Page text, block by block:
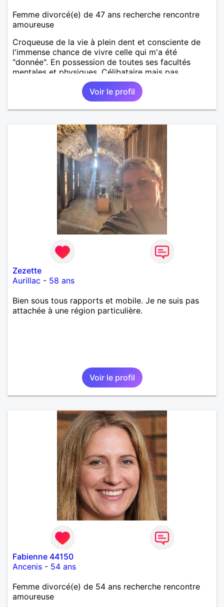
Femme divorcé(e) de 47 ans recherche rencontre
amoureuse
Croqueuse de la vie à plein dent et consciente de
l'immense chance de vivre celle qui m'a été
"donnée". En possession de toutes ses facultés
mentales et physiques. Célibataire mais pas
solitaire, je mène une vie bien remplie. Je ne suis
pas sur ce site par dépit, ni en tant que
représentatrice de la Femme Divorcée Mal dans sa
peau. A bientôt.
Voir le profil
Zezette
Aurillac - 58 ans
Bien sous tous rapports et mobile. Je ne suis pas
attachée à une région particulière.
Voir le profil
Fabienne 44150
Ancenis - 54 ans
Femme divorcé(e) de 54 ans recherche rencontre
amoureuse